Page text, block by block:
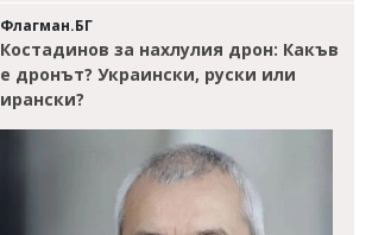
Флагман.БГ
Костадинов за нахлулия дрон: Какъв
е дронът? Украински, руски или
ирански?